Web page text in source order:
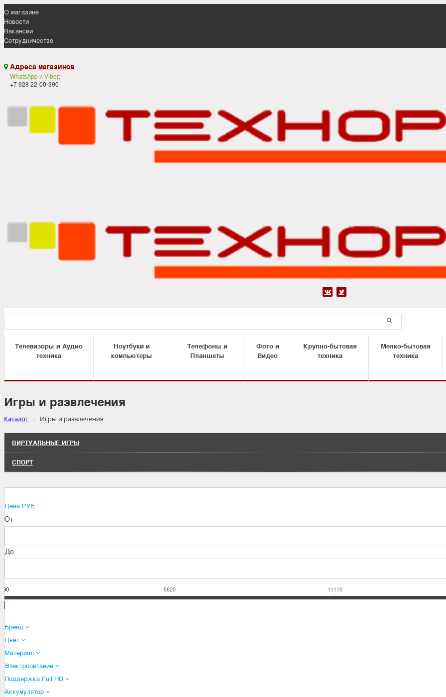
О магазине
Новости
Вакансии
Сотрудничество
 Адреса магазинов
WhatsApp и Viber:
+7 928 22-00-390
 
Телевизоры и Аудио
техника
Ноутбуки и
компьютеры
Телефоны и
Планшеты
Фото и
Видео
Крупно-бытовая
техника
Мелко-бытовая
техника
Игры и развлечения
Каталог Игры и развлечения
ВИРТУАЛЬНЫЕ ИГРЫ
СПОРТ
Цена РУБ.:
От
До
530 5820 11110
Бренд
Цвет
Материал
Электропитание
Поддержка Full HD
Аккумулятор